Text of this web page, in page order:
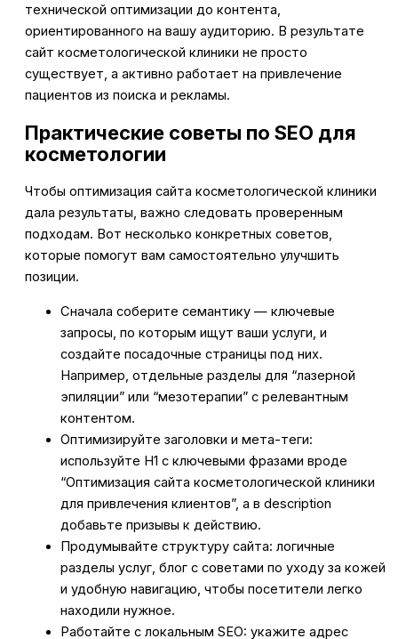
технической оптимизации до контента,
ориентированного на вашу аудиторию. В результате
сайт косметологической клиники не просто
существует, а активно работает на привлечение
пациентов из поиска и рекламы.
Практические советы по SEO для
косметологии
Чтобы оптимизация сайта косметологической клиники
дала результаты, важно следовать проверенным
подходам. Вот несколько конкретных советов,
которые помогут вам самостоятельно улучшить
позиции.
Сначала соберите семантику — ключевые
запросы, по которым ищут ваши услуги, и
создайте посадочные страницы под них.
Например, отдельные разделы для “лазерной
эпиляции” или “мезотерапии” с релевантным
контентом.
Оптимизируйте заголовки и мета-теги:
используйте H1 с ключевыми фразами вроде
“Оптимизация сайта косметологической клиники
для привлечения клиентов”, а в description
добавьте призывы к действию.
Продумывайте структуру сайта: логичные
разделы услуг, блог с советами по уходу за кожей
и удобную навигацию, чтобы посетители легко
находили нужное.
Работайте с локальным SEO: укажите адрес